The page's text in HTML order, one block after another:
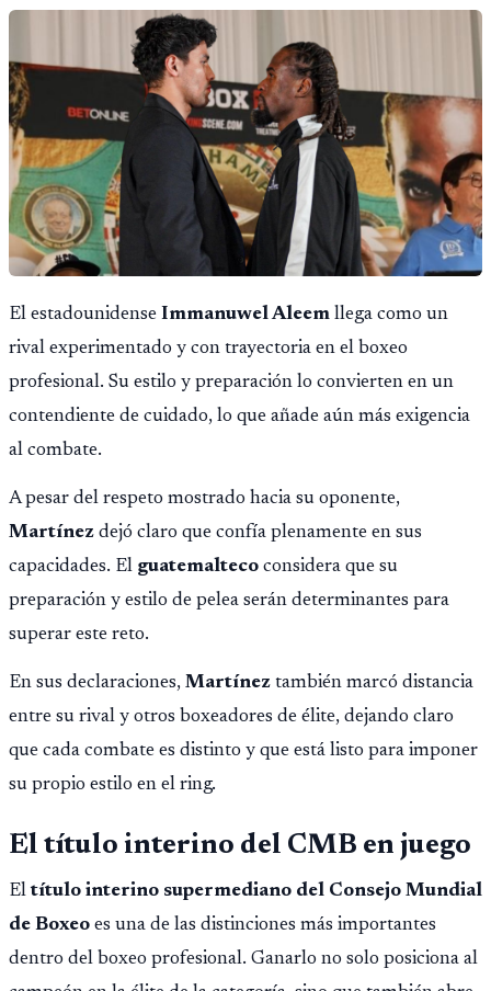
El estadounidense Immanuwel Aleem llega como un
rival experimentado y con trayectoria en el boxeo
profesional. Su estilo y preparación lo convierten en un
contendiente de cuidado, lo que añade aún más exigencia
al combate.
A pesar del respeto mostrado hacia su oponente,
Martínez dejó claro que confía plenamente en sus
capacidades. El guatemalteco considera que su
preparación y estilo de pelea serán determinantes para
superar este reto.
En sus declaraciones, Martínez también marcó distancia
entre su rival y otros boxeadores de élite, dejando claro
que cada combate es distinto y que está listo para imponer
su propio estilo en el ring.
El título interino del CMB en juego
Eltítulo interino supermediano del Consejo Mundial
de Boxeo es una de las distinciones más importantes
dentro del boxeo profesional. Ganarlo no solo posiciona al